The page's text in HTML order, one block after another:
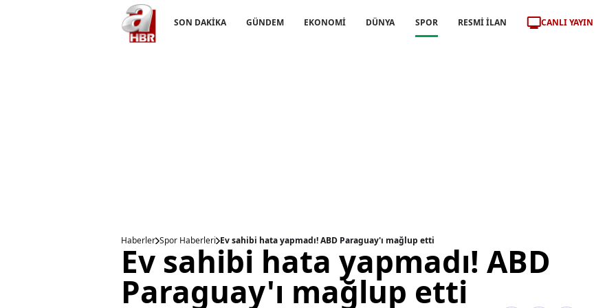
SON DAKİKA GÜNDEM EKONOMİ DÜNYA SPOR RESMİ İLAN CANLI YAYIN
Haberler Spor Haberleri Ev sahibi hata yapmadı! ABD Paraguay'ı mağlup etti
Ev sahibi hata yapmadı! ABD
Paraguay'ı mağlup etti